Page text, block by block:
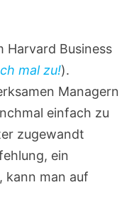
Harvard Business
mal zu!).
Managern
einfach zu
zugewandt
ein
kann man auf